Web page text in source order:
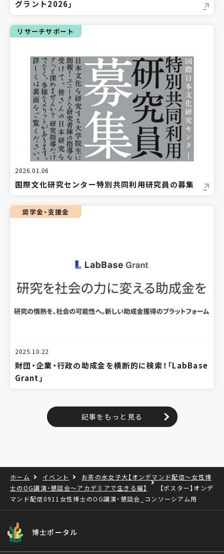
グラント2026」
リサーチサポート
2026.01.06
国際文化研究センター特別共同利用研究員の募集
奨学金・支援金
2025.10.22
財団・企業・行政の助成金を横断的に検索！「LabBase
Grant」
記事をもっと見る
ホーム イベント
お茶の水女子大【オンデマンド配信～女性博
士のOG講演・懇談会～アカデミアで生きる編】
【ポスター】オンデ
マンド配信0911女性博士のOG講演・懇談会_コンソーシアム用
博士ポータル